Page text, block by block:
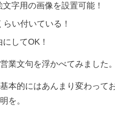
字用の画像を設置可能！
い付いている！
してOK！
業文句を浮かべてみました
本的にはあんまり変わって
を。